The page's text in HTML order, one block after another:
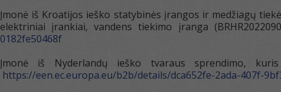
Įmonė iš Kroatijos ieško statybinės įrangos ir medžiagų
elektriniai įrankiai, vandens tiekimo įranga
0182fe50468f
Įmonė iš Nyderlandų ieško tvaraus sprendimo,
https://een.ec.europa.eu/b2b/details/dca652fe-2ada-407f-